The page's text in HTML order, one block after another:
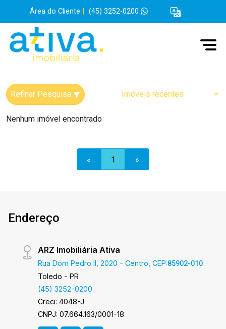
Área do Cliente (45) 3252-0200
Refinar Pesquisa
Nenhum imóvel encontrado
« 1 »
Endereço
ARZ Imobiliária Ativa
Rua Dom Pedro II, 2020 - Centro, CEP:85902-010
Toledo - PR
(45) 3252-0200
Creci: 4048-J
CNPJ: 07.664.163/0001-18